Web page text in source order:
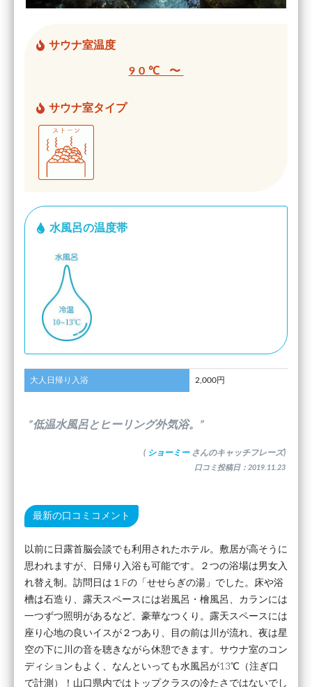
サウナ室温度
90℃ 〜
サウナ室タイプ
水風呂の温度帯
大人日帰り入浴 2,000円
”低温水風呂とヒーリング外気浴。”
( ショーミー さんのキャッチフレーズ)
口コミ投稿日：2019.11.23
最新の口コミコメント
以前に日露首脳会談でも利用されたホテル。敷居が高そうに
思われますが、日帰り入浴も可能です。２つの浴場は男女入
れ替え制。訪問日は１Fの「せせらぎの湯」でした。床や浴
槽は石造り、露天スペースには岩風呂・檜風呂、カランには
一つずつ照明があるなど、豪華なつくり。露天スペースには
座り心地の良いイスが２つあり、目の前は川が流れ、夜は星
空の下に川の音を聴きながら休憩できます。サウナ室のコン
ディションもよく、なんといっても水風呂が13℃（注ぎ口
で計測）！山口県内ではトップクラスの冷たさではないでし